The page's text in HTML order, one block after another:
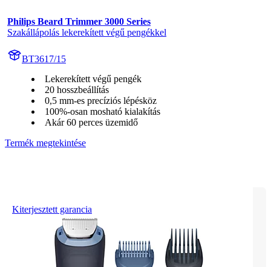
Philips Beard Trimmer 3000 Series
Szakállápolás lekerekített végű pengékkel
BT3617/15
Lekerekített végű pengék
20 hosszbeállítás
0,5 mm-es precíziós lépésköz
100%-osan mosható kialakítás
Akár 60 perces üzemidő
Termék megtekintése
Kiterjesztett garancia